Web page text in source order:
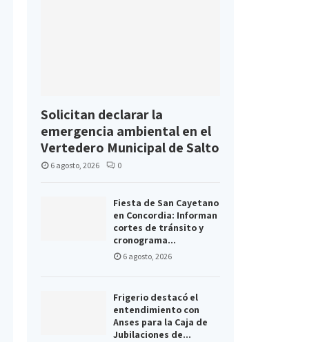
Solicitan declarar la
emergencia ambiental en el
Vertedero Municipal de Salto
6 agosto, 2026 0
Fiesta de San Cayetano
en Concordia: Informan
cortes de tránsito y
cronograma...
6 agosto, 2026
Frigerio destacó el
entendimiento con
Anses para la Caja de
Jubilaciones de...